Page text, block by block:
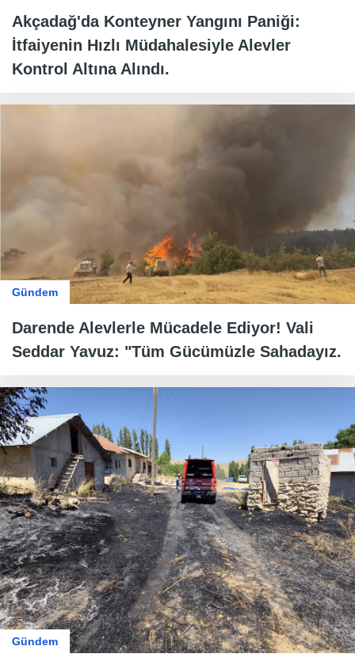
Akçadağ'da Konteyner Yangını Paniği:
İtfaiyenin Hızlı Müdahalesiyle Alevler
Kontrol Altına Alındı.
Gündem
Darende Alevlerle Mücadele Ediyor! Vali
Seddar Yavuz: "Tüm Gücümüzle Sahadayız.
Gündem